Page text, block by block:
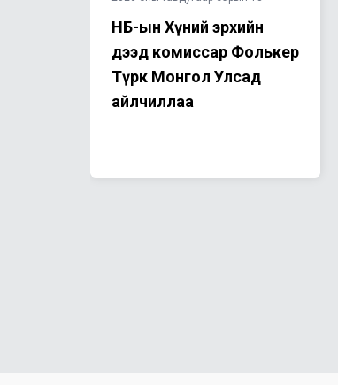
НҮБ-ын Хүний эрхийн
дээд комиссар Фолькер
Түрк Монгол Улсад
айлчиллаа